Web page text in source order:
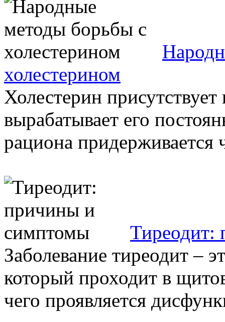
холестерином
Холестерин
вырабатывает его
рациона придерживается
Тиреодит:
Заболевание тиреодит –
который проходит в
чего проявляется